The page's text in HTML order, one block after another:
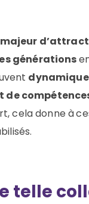
générations
de
cela donne à
telle